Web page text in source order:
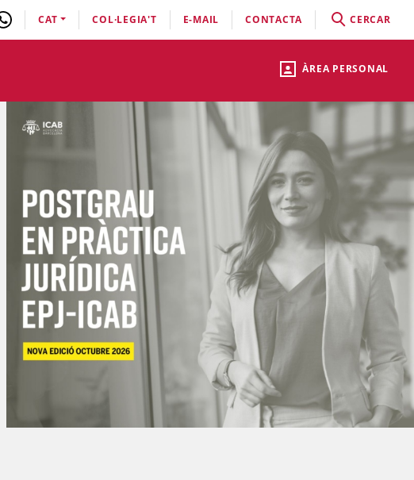
ÀREA PERSONAL
CAT COL·LEGIA'T E-MAIL CONTACTA CERCAR